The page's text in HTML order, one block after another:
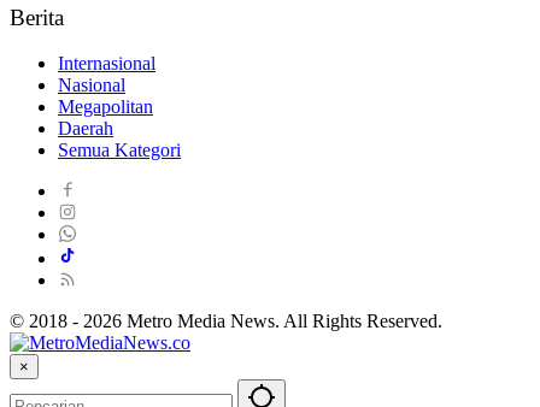
Berita
Internasional
Nasional
Megapolitan
Daerah
Semua Kategori
© 2018 - 2026 Metro Media News. All Rights Reserved.
×